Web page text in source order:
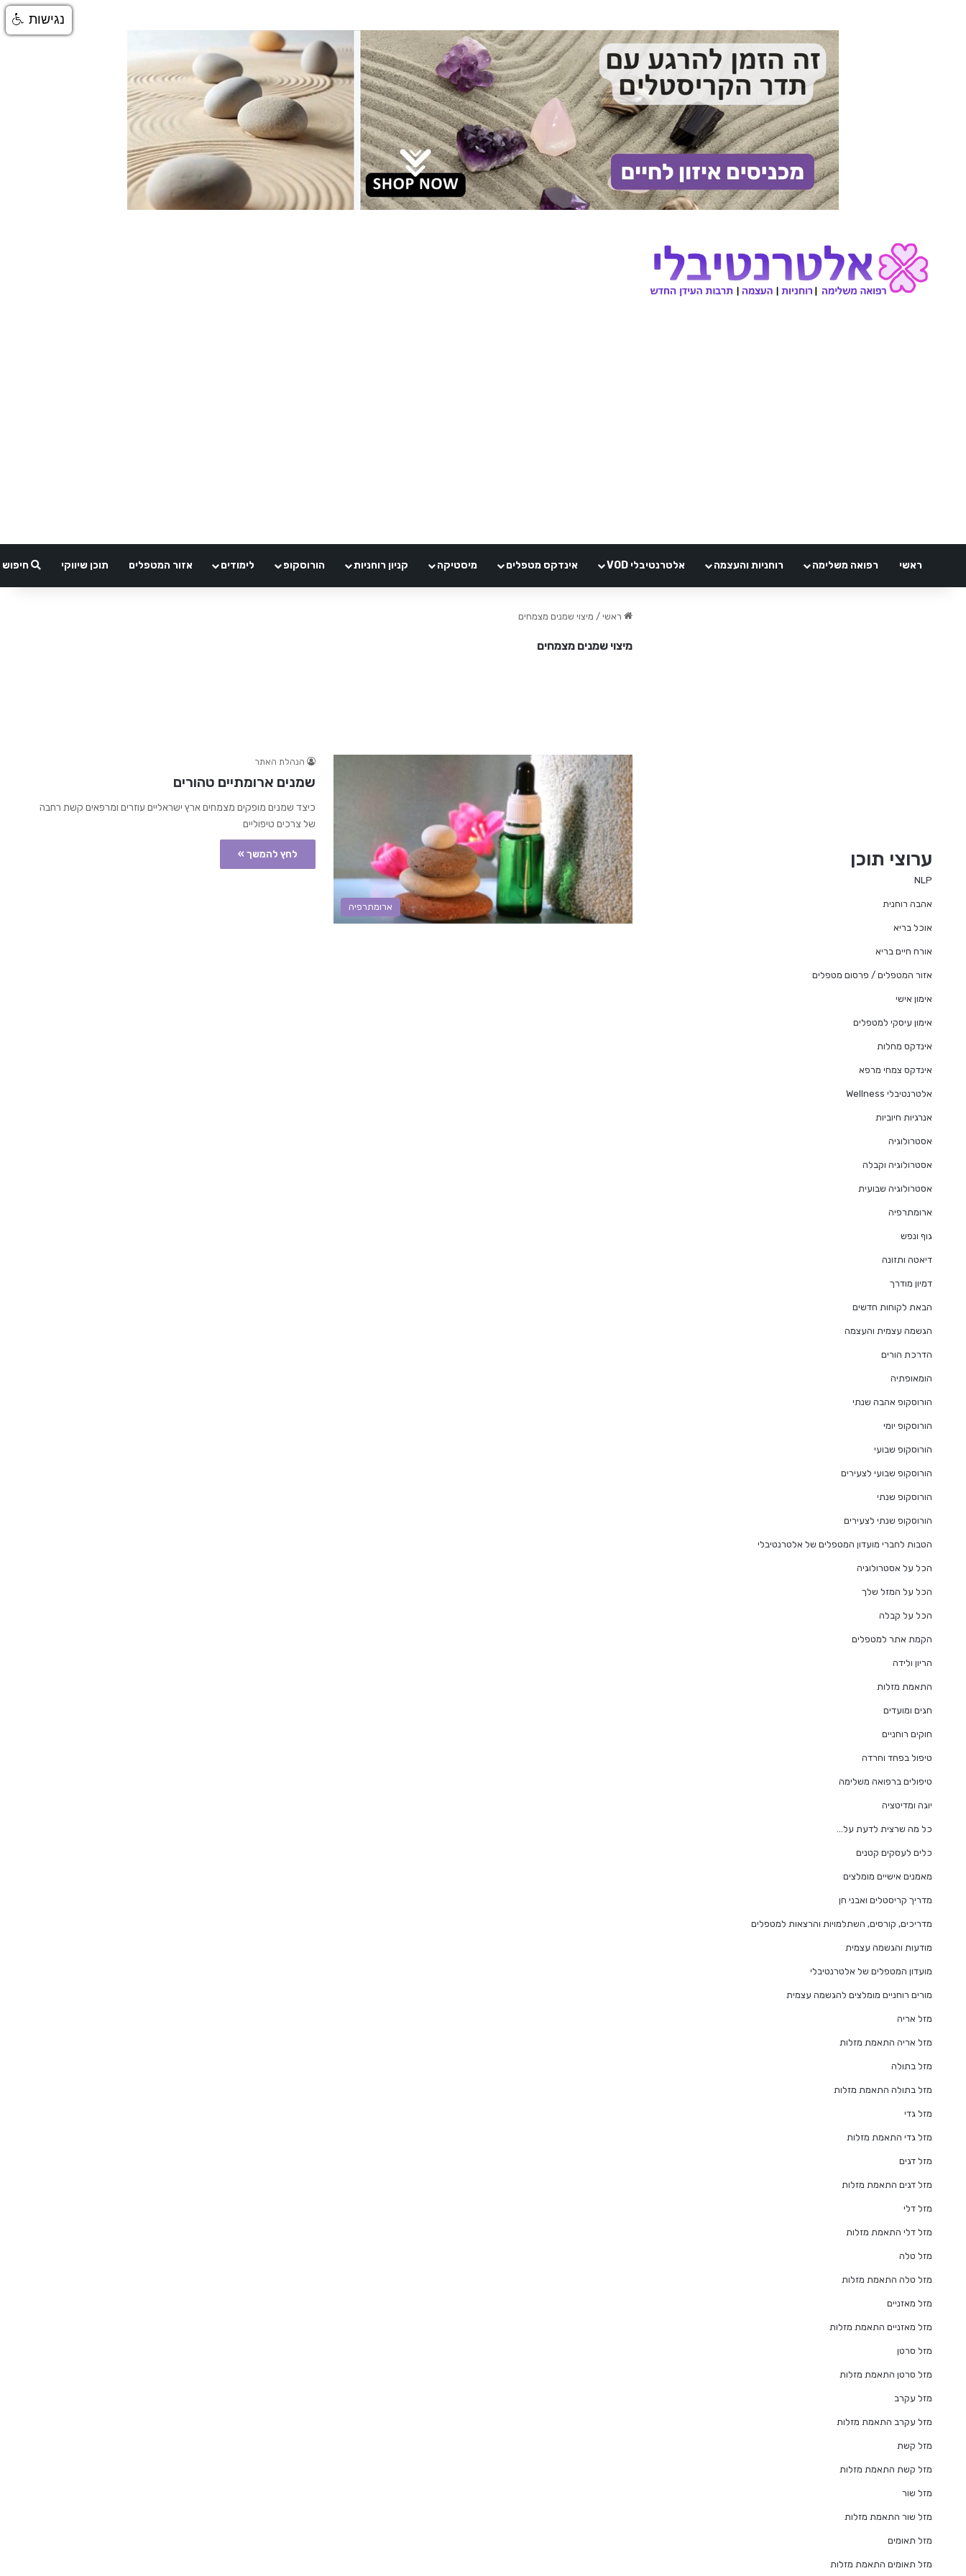
ראשי רפואה משלימה רוחניות והעצמה אלטרנטיבלי VOD אינדקס מטפלים מיסטיקה קניון רוחניות הורוסקופ לימודים אזור המטפלים תוכן שיווקי חיפוש
ראשי / מיצוי שמנים מצמחים
מיצוי שמנים מצמחים
ארומתרפיה
הנהלת האתר
שמנים ארומתיים טהורים
כיצד שמנים מופקים מצמחים ארץ ישראליים עוזרים ומרפאים קשת רחבה
של צרכים טיפוליים
לחץ להמשך » ערוצי תוכן
NLP
אהבה רוחנית
אוכל בריא
אורח חיים בריא
אזור המטפלים / פרסום מטפלים
אימון אישי
אימון עיסקי למטפלים
אינדקס מחלות
אינדקס צמחי מרפא
אלטרנטיבלי Wellness
אנרגיות חיוביות
אסטרולוגיה
אסטרולוגיה וקבלה
אסטרולוגיה שבועית
ארומתרפיה
גוף ונפש
דיאטה ותזונה
דמיון מודרך
הבאת לקוחות חדשים
הגשמה עצמית והעצמה
הדרכת הורים
הומאופתיה
הורוסקופ אהבה שנתי
הורוסקופ יומי
הורוסקופ שבועי
הורוסקופ שבועי לצעירים
הורוסקופ שנתי
הורוסקופ שנתי לצעירים
הטבות לחברי מועדון המטפלים של אלטרנטיבלי
הכל על אסטרולוגיה
הכל על המזל שלך
הכל על קבלה
הקמת אתר למטפלים
הריון ולידה
התאמת מזלות
חגים ומועדים
חוקים רוחניים
טיפול בפחד וחרדה
טיפולים ברפואה משלימה
יוגה ומדיטציה
כל מה שרצית לדעת על…
כלים לעסקים קטנים
מאמנים אישיים מומלצים
מדריך קריסטלים ואבני חן
מדריכים, קורסים, השתלמויות והרצאות למטפלים
מודעות והגשמה עצמית
מועדון המטפלים של אלטרנטיבלי
מורים רוחניים מומלצים להגשמה עצמית
מזל אריה
מזל אריה התאמת מזלות
מזל בתולה
מזל בתולה התאמת מזלות
מזל גדי
מזל גדי התאמת מזלות
מזל דגים
מזל דגים התאמת מזלות
מזל דלי
מזל דלי התאמת מזלות
מזל טלה
מזל טלה התאמת מזלות
מזל מאזניים
מזל מאזניים התאמת מזלות
מזל סרטן
מזל סרטן התאמת מזלות
מזל עקרב
מזל עקרב התאמת מזלות
מזל קשת
מזל קשת התאמת מזלות
מזל שור
מזל שור התאמת מזלות
מזל תאומים
מזל תאומים התאמת מזלות
נגישות